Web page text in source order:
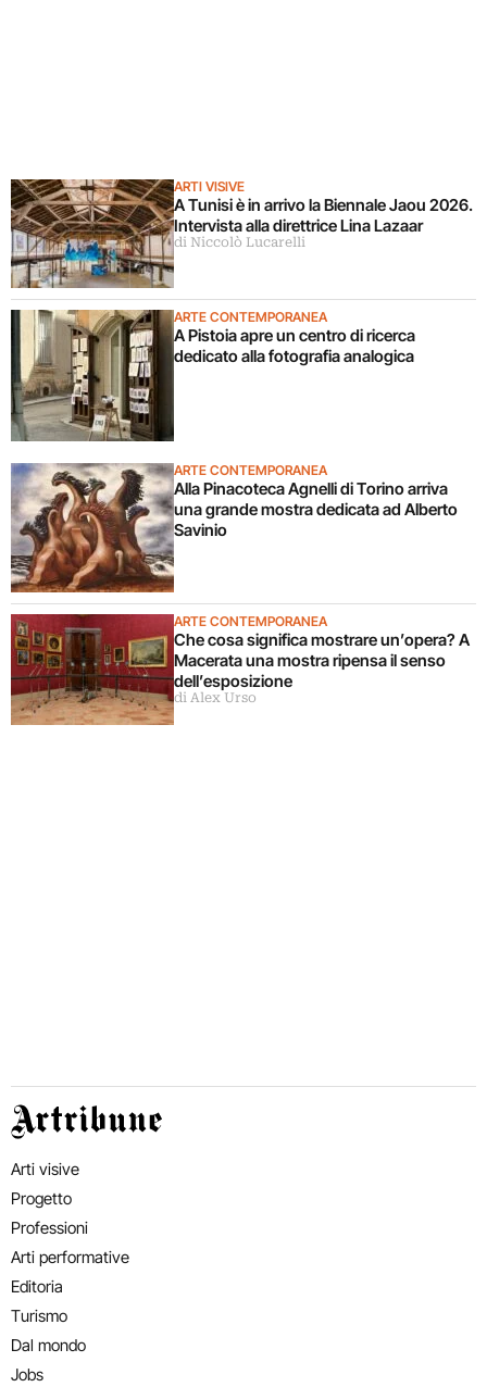
ARTI VISIVE
A Tunisi è in arrivo la Biennale Jaou 2026.
Intervista alla direttrice Lina Lazaar
di Niccolò Lucarelli
ARTE CONTEMPORANEA
A Pistoia apre un centro di ricerca
dedicato alla fotografia analogica
ARTE CONTEMPORANEA
Alla Pinacoteca Agnelli di Torino arriva
una grande mostra dedicata ad Alberto
Savinio
ARTE CONTEMPORANEA
Che cosa significa mostrare un’opera? A
Macerata una mostra ripensa il senso
dell’esposizione
di Alex Urso
Artribune
Arti visive
Progetto
Professioni
Arti performative
Editoria
Turismo
Dal mondo
Jobs